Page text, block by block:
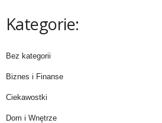
Kategorie:
Bez kategorii
Biznes i Finanse
Ciekawostki
Dom i Wnętrze